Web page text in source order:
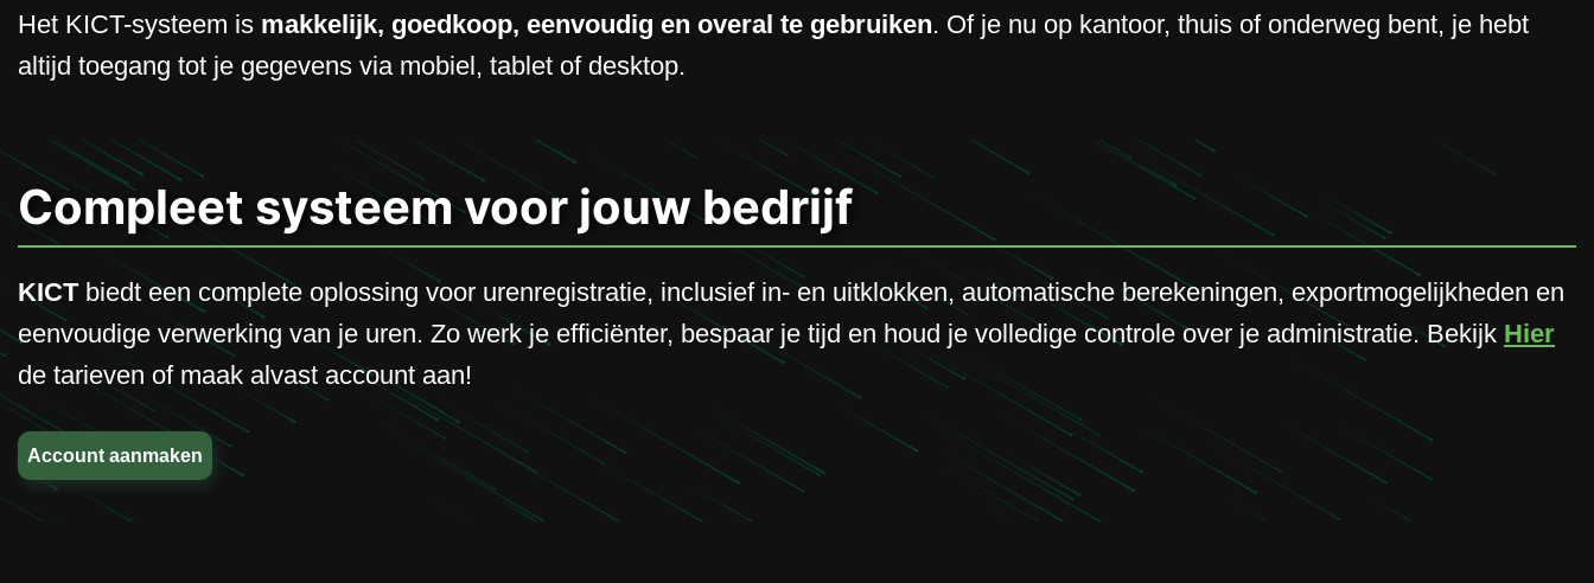
Het KICT-systeem is makkelijk, goedkoop, eenvoudig en overal te gebruiken. Of je nu op kantoor, thuis of onderweg bent, je hebt
altijd toegang tot je gegevens via mobiel, tablet of desktop.
Compleet systeem voor jouw bedrijf
KICTbiedt een complete oplossing voor urenregistratie, inclusief in- en uitklokken, automatische berekeningen, exportmogelijkheden en
eenvoudige verwerking van je uren. Zo werk je efficiënter, bespaar je tijd en houd je volledige controle over je administratie. Bekijk Hier
de tarieven of maak alvast account aan!
Account aanmaken